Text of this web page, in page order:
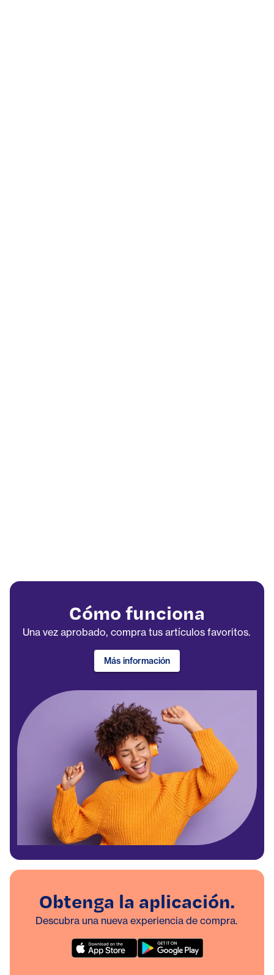
Cómo funciona
Una vez aprobado, compra tus artículos favoritos.
Más información
Obtenga la aplicación.
Descubra una nueva experiencia de compra.